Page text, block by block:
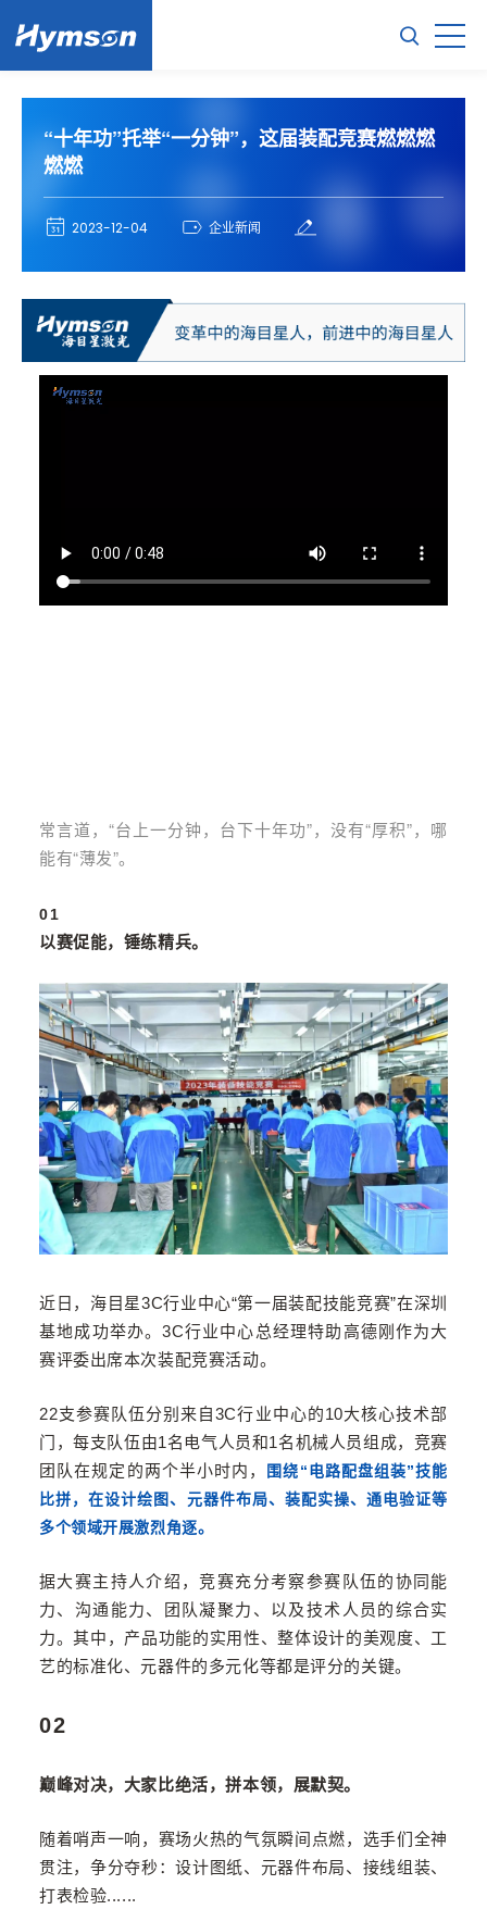
“十年功”托举“一分钟”，这届装配竞赛燃燃燃
燃燃
2023-12-04 企业新闻
常言道，“台上一分钟，台下十年功”，没有“厚积”，哪
能有“薄发”。
01
以赛促能，锤练精兵。
近日，海目星3C行业中心“第一届装配技能竞赛”在深圳
基地成功举办。3C行业中心总经理特助高德刚作为大
赛评委出席本次装配竞赛活动。
22支参赛队伍分别来自3C行业中心的10大核心技术部
门，每支队伍由1名电气人员和1名机械人员组成，竞赛
团队在规定的两个半小时内，
围绕“电路配盘组装”技能
比拼，在设计绘图、元器件布局、装配实操、通电验证等
多个领域开展激烈角逐。
据大赛主持人介绍，竞赛充分考察参赛队伍的协同能
力、沟通能力、团队凝聚力、以及技术人员的综合实
力。其中，产品功能的实用性、整体设计的美观度、工
艺的标准化、元器件的多元化等都是评分的关键。
02
巅峰对决，大家比绝活，拼本领，展默契。
随着哨声一响，赛场火热的气氛瞬间点燃，选手们全神
贯注，争分夺秒：设计图纸、元器件布局、接线组装、
打表检验......